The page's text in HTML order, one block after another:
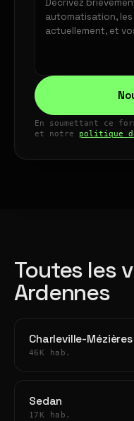
En soumettant ce
et notre politique
Toutes les
Ardennes
Charleville-Mézières
46K hab.
Sedan
17K hab.